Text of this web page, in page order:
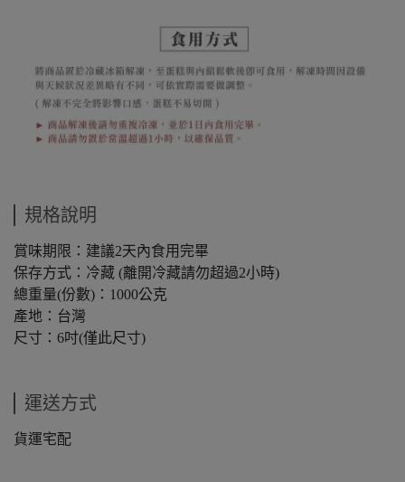
規格說明
賞味期限：建議2天內食用完畢
保存方式：冷藏 (離開冷藏請勿超過2小時)
總重量(份數)：1000公克
產地：台灣
尺寸：6吋(僅此尺寸)
運送方式
貨運宅配